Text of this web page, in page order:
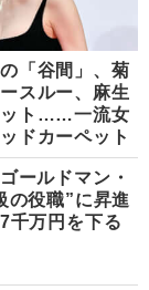
「谷間」、菊
スルー、麻生
ット……一流女
ドカーペット
ールドマン・
の役職”に昇進
千万円を下る